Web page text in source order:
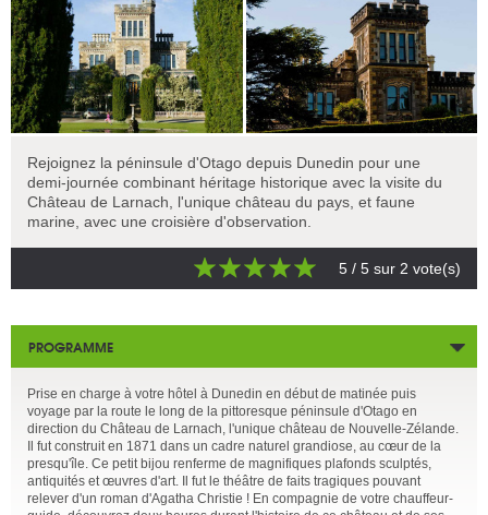
Rejoignez la péninsule d'Otago depuis Dunedin pour une
demi-journée combinant héritage historique avec la visite du
Château de Larnach, l'unique château du pays, et faune
marine, avec une croisière d'observation.
5 / 5 sur 2 vote(s)
PROGRAMME
Prise en charge à votre hôtel à Dunedin en début de matinée puis
voyage par la route le long de la pittoresque péninsule d'Otago en
direction du Château de Larnach, l'unique château de Nouvelle-Zélande.
Il fut construit en 1871 dans un cadre naturel grandiose, au cœur de la
presqu'île. Ce petit bijou renferme de magnifiques plafonds sculptés,
antiquités et œuvres d'art. Il fut le théâtre de faits tragiques pouvant
relever d'un roman d'Agatha Christie ! En compagnie de votre chauffeur-